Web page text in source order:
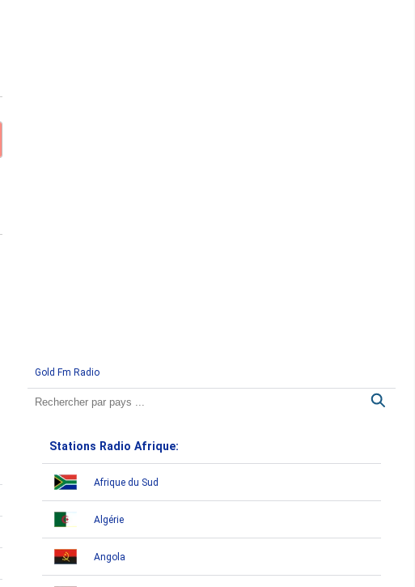
Gold Fm Radio
Stations Radio Afrique:
Afrique du Sud
Algérie
Angola